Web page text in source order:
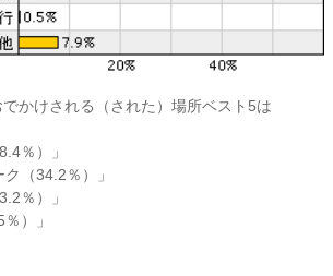
かけされる（された）場所ベスト5は
％）」
（34.2％）」
％）」
）」